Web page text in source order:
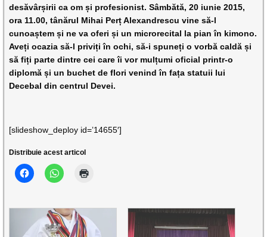
desăvârșirii ca om și profesionist. Sâmbătă, 20 iunie 2015,
ora 11.00, tânărul Mihai Perț Alexandrescu vine să-l
cunoaștem și ne va oferi și un microrecital la pian în kimono.
Aveți ocazia să-l priviți în ochi, să-i spuneți o vorbă caldă și
să fiți parte dintre cei care îi vor mulțumi oficial printr-o
diplomă și un buchet de flori venind în fața statuii lui
Decebal din centrul Devei.
[slideshow_deploy id=’14655′]
Distribuie acest articol